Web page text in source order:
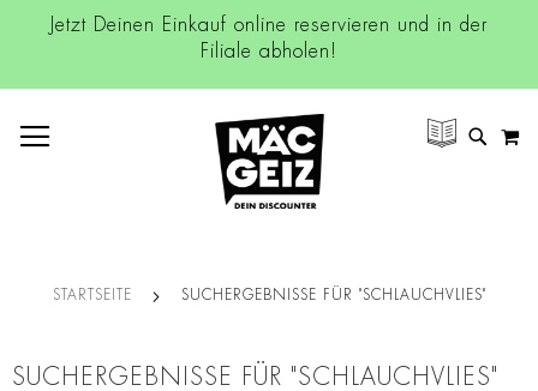
Jetzt Deinen Einkauf online reservieren und in der
Filiale abholen!
SUCHE
STARTSEITE SUCHERGEBNISSE FÜR "SCHLAUCHVLIES"
SUCHERGEBNISSE FÜR "SCHLAUCHVLIES"